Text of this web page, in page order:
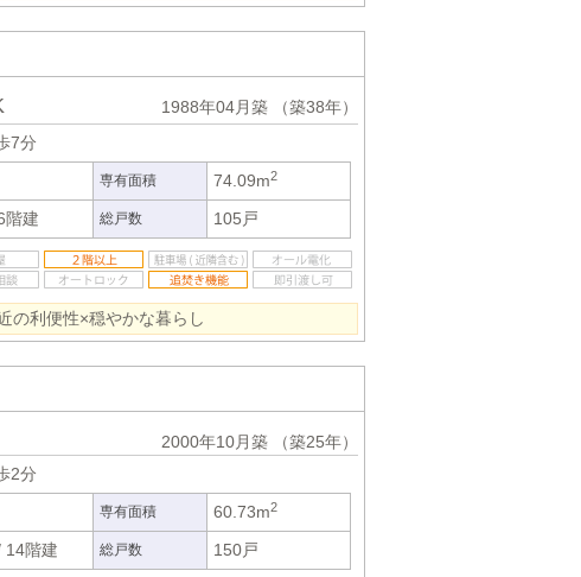
1988年04月築
（築38年）
7分
専有面積 74.09m2
階建 総戸数 105戸
の利便性×穏やかな暮らし
2000年10月築
（築25年）
2分
専有面積 60.73m2
14階建 総戸数 150戸